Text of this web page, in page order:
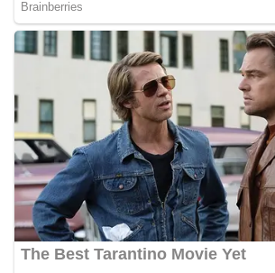
berdialog dengan warga.‎‎Ia juga
agar warga memperhatikan
akan dikibarkan, memastikan
keadaan bersih, tidak sobek,
dikibarkan sebagai simbol
negara.‎‎‎Selain menyampaikan
bendera, kegiatan sambang
dimanfaatkan sebagai sarana
warning) guna mengantisipasi
keamanan dan ketertiban
(Kamtibmas) di lingkungan
Melalui interaksi langsung
Bhabinkamtibmas dapat
awal terkait situasi sosial,
maupun hal-hal yang dapat